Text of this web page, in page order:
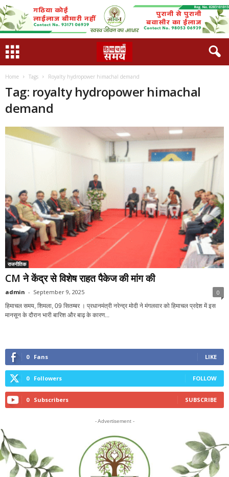
Home Tags Royalty hydropower himachal demand
Tag: royalty hydropower himachal
demand
राजनीतिक
CM ने केंद्र से विशेष राहत पैकेज की मांग की
admin - September 9, 2025 0
हिमाचल समय, शिमला, 09 सितम्बर । प्रधानमंत्री नरेन्द्र मोदी ने मंगलवार को हिमाचल प्रदेश में इस
मानसून के दौरान भारी बारिश और बाढ़ के कारण...
0 Fans LIKE
0 Followers FOLLOW
0 Subscribers SUBSCRIBE
- Advertisement -